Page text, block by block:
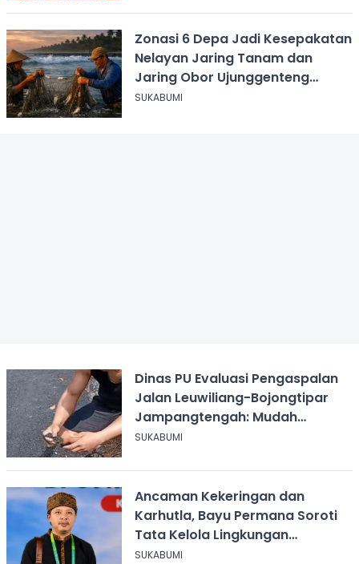
Zonasi 6 Depa Jadi Kesepakatan
Nelayan Jaring Tanam dan
Jaring Obor Ujunggenteng
Sukabumi
SUKABUMI
Dinas PU Evaluasi Pengaspalan
Jalan Leuwiliang-Bojongtipar
Jampangtengah: Mudah
Mengelupas
SUKABUMI
Ancaman Kekeringan dan
Karhutla, Bayu Permana Soroti
Tata Kelola Lingkungan
Sukabumi
SUKABUMI